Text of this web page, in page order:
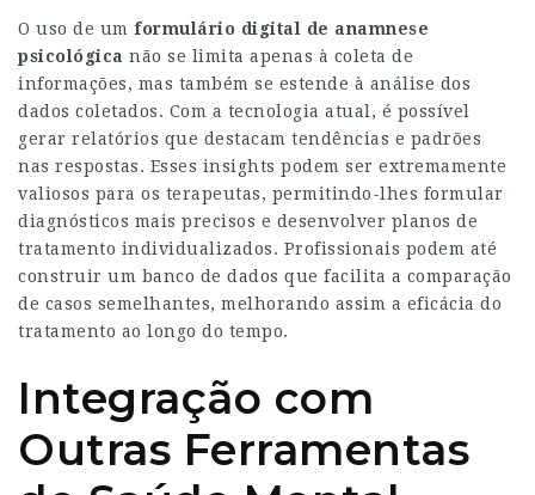
O uso de um formulário digital de anamnese
psicológica não se limita apenas à coleta de
informações, mas também se estende à análise dos
dados coletados. Com a tecnologia atual, é possível
gerar relatórios que destacam tendências e padrões
nas respostas. Esses insights podem ser extremamente
valiosos para os terapeutas, permitindo-lhes formular
diagnósticos mais precisos e desenvolver planos de
tratamento individualizados. Profissionais podem até
construir um banco de dados que facilita a comparação
de casos semelhantes, melhorando assim a eficácia do
tratamento ao longo do tempo.
Integração com
Outras Ferramentas